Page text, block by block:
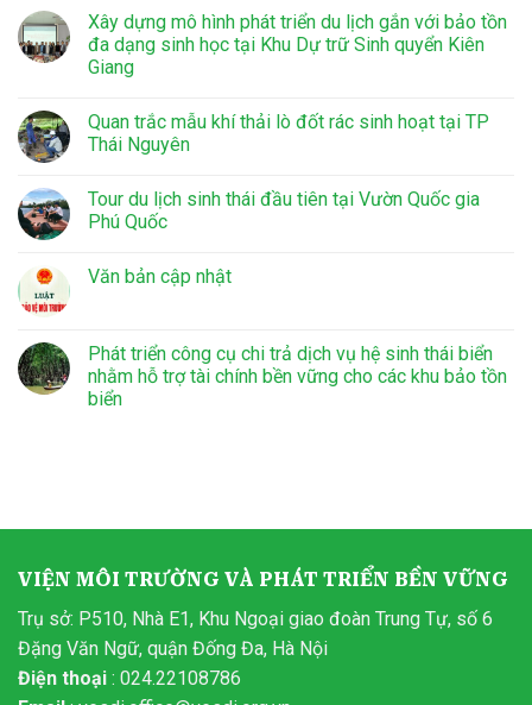
Xây dựng mô hình phát triển du lịch gắn với bảo tồn
đa dạng sinh học tại Khu Dự trữ Sinh quyển Kiên
Giang
Quan trắc mẫu khí thải lò đốt rác sinh hoạt tại TP
Thái Nguyên
Tour du lịch sinh thái đầu tiên tại Vườn Quốc gia
Phú Quốc
Văn bản cập nhật
Phát triển công cụ chi trả dịch vụ hệ sinh thái biển
nhằm hỗ trợ tài chính bền vững cho các khu bảo tồn
biển
VIỆN MÔI TRƯỜNG VÀ PHÁT TRIỂN BỀN VỮNG
Trụ sở: P510, Nhà E1, Khu Ngoại giao đoàn Trung Tự, số 6
Đặng Văn Ngữ, quận Đống Đa, Hà Nội
Điện thoại : 024.22108786